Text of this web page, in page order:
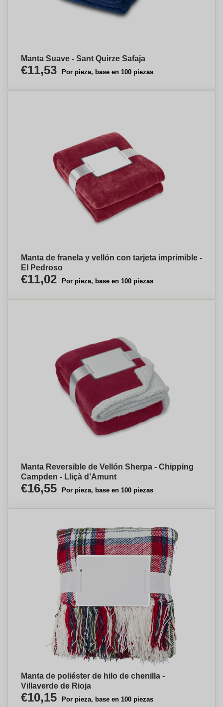
Manta Suave - Sant Quirze Safaja
€11,53 Por pieza, base en 100 piezas
Manta de franela y vellón con tarjeta imprimible -
El Pedroso
€11,02 Por pieza, base en 100 piezas
Manta Reversible de Vellón Sherpa - Chipping
Campden - Lliçà d’Amunt
€16,55 Por pieza, base en 100 piezas
Manta de poliéster de hilo de chenilla -
Villaverde de Rioja
€10,15 Por pieza, base en 100 piezas